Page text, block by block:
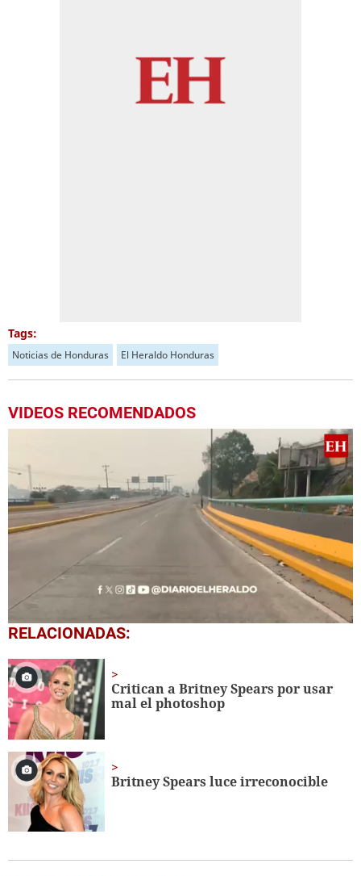
Tags:
Noticias de Honduras El Heraldo Honduras
VIDEOS RECOMENDADOS
0
seconds
1
minute,
seconds
RELACIONADAS:
Critican a Britney Spears por usar
mal el photoshop
Britney Spears luce irreconocible